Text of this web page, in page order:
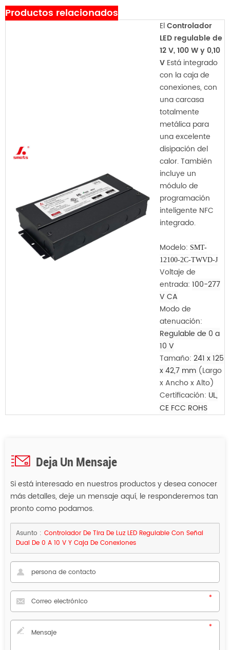
Productos relacionados
ElControlador
LED regulable de
12 V, 100 W y 0,10
V Está integrado
con la caja de
conexiones, con
una carcasa
totalmente
metálica para
una excelente
disipación del
calor. También
incluye un
módulo de
programación
inteligente NFC
integrado.
Modelo: SMT-
12100-2C-TWVD-J
Voltaje de
entrada: 100-277
V CA
Modo de
atenuación:
Regulable de 0 a
10 V
Tamaño: 241 x 125
x 42,7 mm (Largo
x Ancho x Alto)
Certificación: UL,
CE FCC ROHS
Deja Un Mensaje
Si está interesado en nuestros productos y desea conocer
más detalles, deje un mensaje aquí, le responderemos tan
pronto como podamos.
Asunto : Controlador De Tira De Luz LED Regulable Con Señal
Dual De 0 A 10 V Y Caja De Conexiones